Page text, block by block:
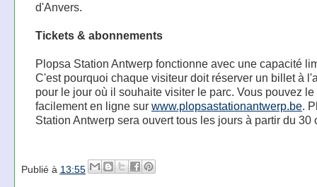
d'Anvers.
Tickets & abonnements
Plopsa Station Antwerp fonctionne avec une capacité
C'est pourquoi chaque visiteur doit réserver un billet à
pour le jour où il souhaite visiter le parc. Vous pouvez le
facilement en ligne sur www.plopsastationantwerp.be.
Station Antwerp sera ouvert tous les jours à partir du 30
Publié à 13:55